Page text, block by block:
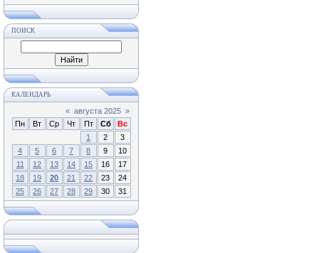
ПОИСК
КАЛЕНДАРЬ
« августа 2025 »
Пн
Вт Ср Чт Пт Сб
Вс
1
2
3
4
5 6 7 8 9
10
11
12 13 14 15 16
17
18
19 20 21 22 23
24
25
26 27 28 29 30 31